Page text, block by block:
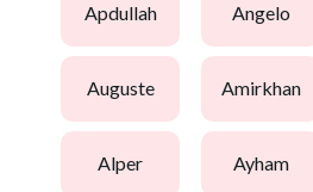
apdullah angelo
auguste amirkhan
alper ayham